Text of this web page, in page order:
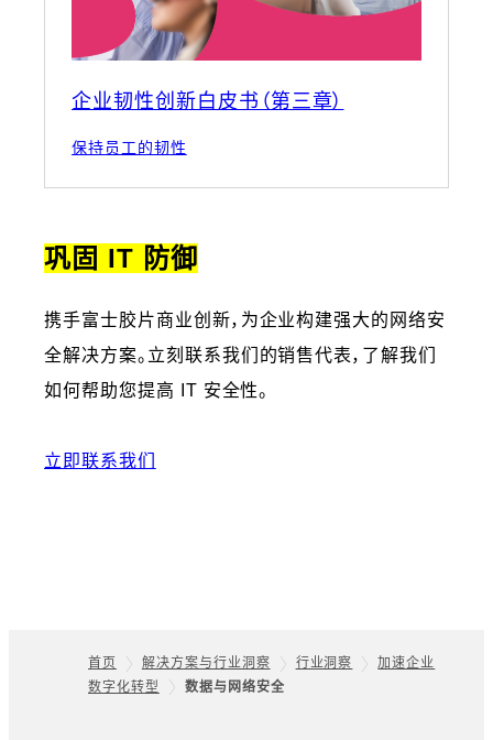
企业韧性创新白皮书（第三章）
保持员工的韧性
巩固 IT 防御
携手富士胶片商业创新，为企业构建强大的网络安
全解决方案。立刻联系我们的销售代表，了解我们
如何帮助您提高 IT 安全性。
立即联系我们
Footer
首页 解决方案与行业洞察 行业洞察
加速企业
数字化转型
数据与网络安全